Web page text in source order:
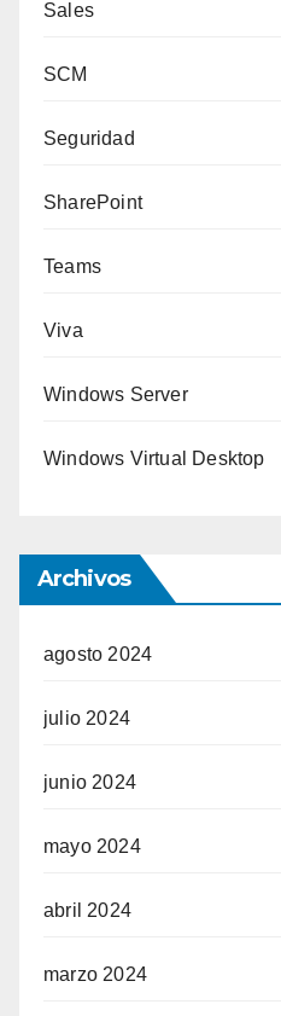
Sales
SCM
Seguridad
SharePoint
Teams
Viva
Windows Server
Windows Virtual Desktop
Archivos
agosto 2024
julio 2024
junio 2024
mayo 2024
abril 2024
marzo 2024